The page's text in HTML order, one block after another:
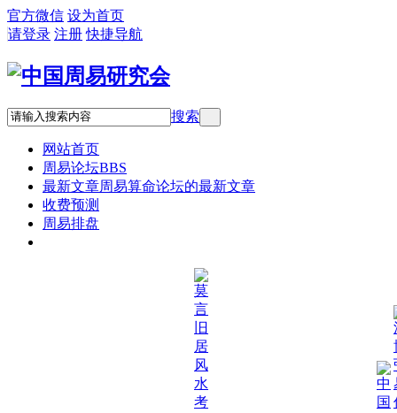
官方微信 设为首页
请登录 注册 快捷导航
搜索
网站首页
周易论坛BBS
最新文章周易算命论坛的最新文章
收费预测
周易排盘